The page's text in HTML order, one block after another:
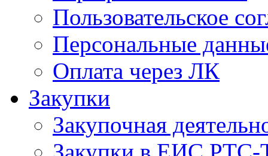
Пользовательское
Персональные
Оплата через ЛК
Закупки
Закупочная